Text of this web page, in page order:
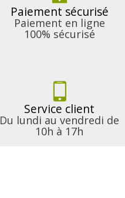
Paiement sécurisé
Paiement en ligne
100% sécurisé
Service client
Du lundi au vendredi de
10h à 17h